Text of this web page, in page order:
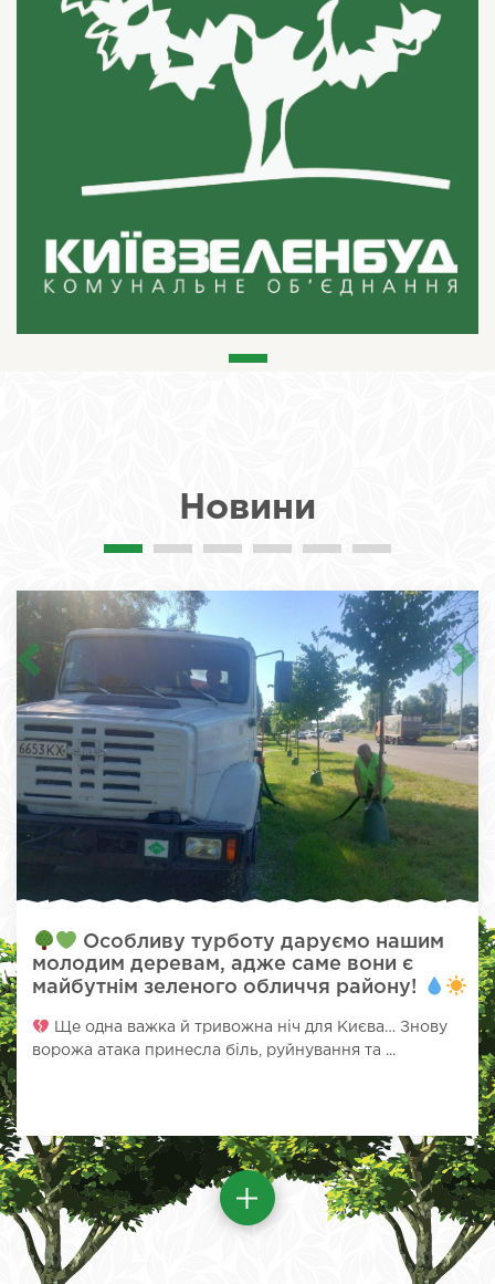
Новини
Особливу турботу даруємо нашим
молодим деревам, адже саме вони є
майбутнім зеленого обличчя району!
Ще одна важка й тривожна ніч для Києва… Знову
ворожа атака принесла біль, руйнування та ...